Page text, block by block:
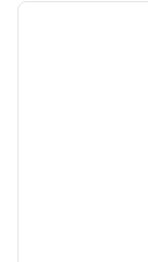
1 din 12